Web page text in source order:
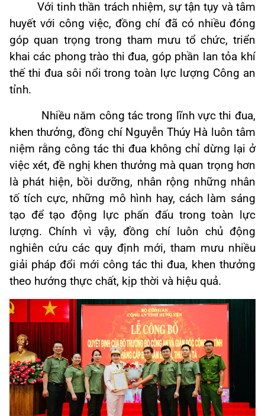
Với tinh thần trách nhiệm, sự tận tụy và tâm
huyết với công việc, đồng chí đã có nhiều đóng
góp quan trọng trong tham mưu tổ chức, triển
khai các phong trào thi đua, góp phần lan tỏa khí
thế thi đua sôi nổi trong toàn lực lượng Công an
tỉnh.
Nhiều năm công tác trong lĩnh vực thi đua,
khen thưởng, đồng chí Nguyễn Thúy Hà luôn tâm
niệm rằng công tác thi đua không chỉ dừng lại ở
việc xét, đề nghị khen thưởng mà quan trọng hơn
là phát hiện, bồi dưỡng, nhân rộng những nhân
tố tích cực, những mô hình hay, cách làm sáng
tạo để tạo động lực phấn đấu trong toàn lực
lượng. Chính vì vậy, đồng chí luôn chủ động
nghiên cứu các quy định mới, tham mưu nhiều
giải pháp đổi mới công tác thi đua, khen thưởng
theo hướng thực chất, kịp thời và hiệu quả.